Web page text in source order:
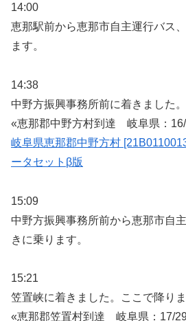
14:00
恵那駅前から恵那市自主運行バス
ます。
14:38
中野方振興事務所前に着きました
«恵那郡中野方村到達 岐阜県：
岐阜県恵那郡中野方村
ータセットβ版
15:09
中野方振興事務所前から恵那市自
きに乗ります。
15:21
笠置峡に着きました。ここで降りま
«恵那郡笠置村到達 岐阜県：17/